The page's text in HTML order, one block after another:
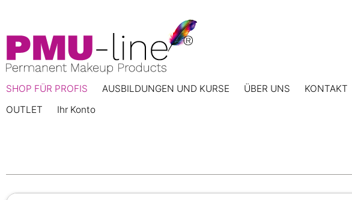
SHOP FÜR PROFIS AUSBILDUNGEN UND KURSE ÜBER UNS KONTAKT
OUTLET
Ihr Konto